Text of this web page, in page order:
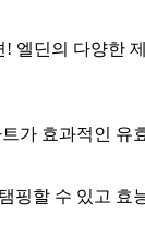
엘딘의 다양한
가 효과적인
핑할 수 있고